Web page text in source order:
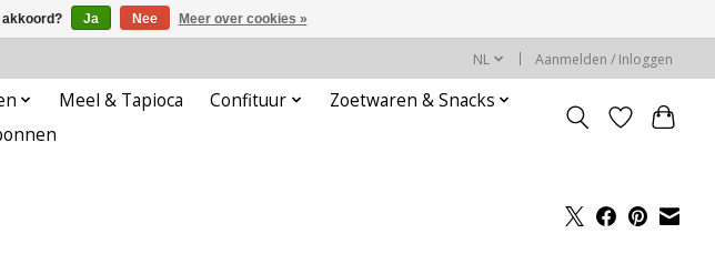
NL Aanmelden / Inloggen
Meel & Tapioca Confituur
Zoetwaren & Snacks
akkoord? Ja Nee Meer over cookies »